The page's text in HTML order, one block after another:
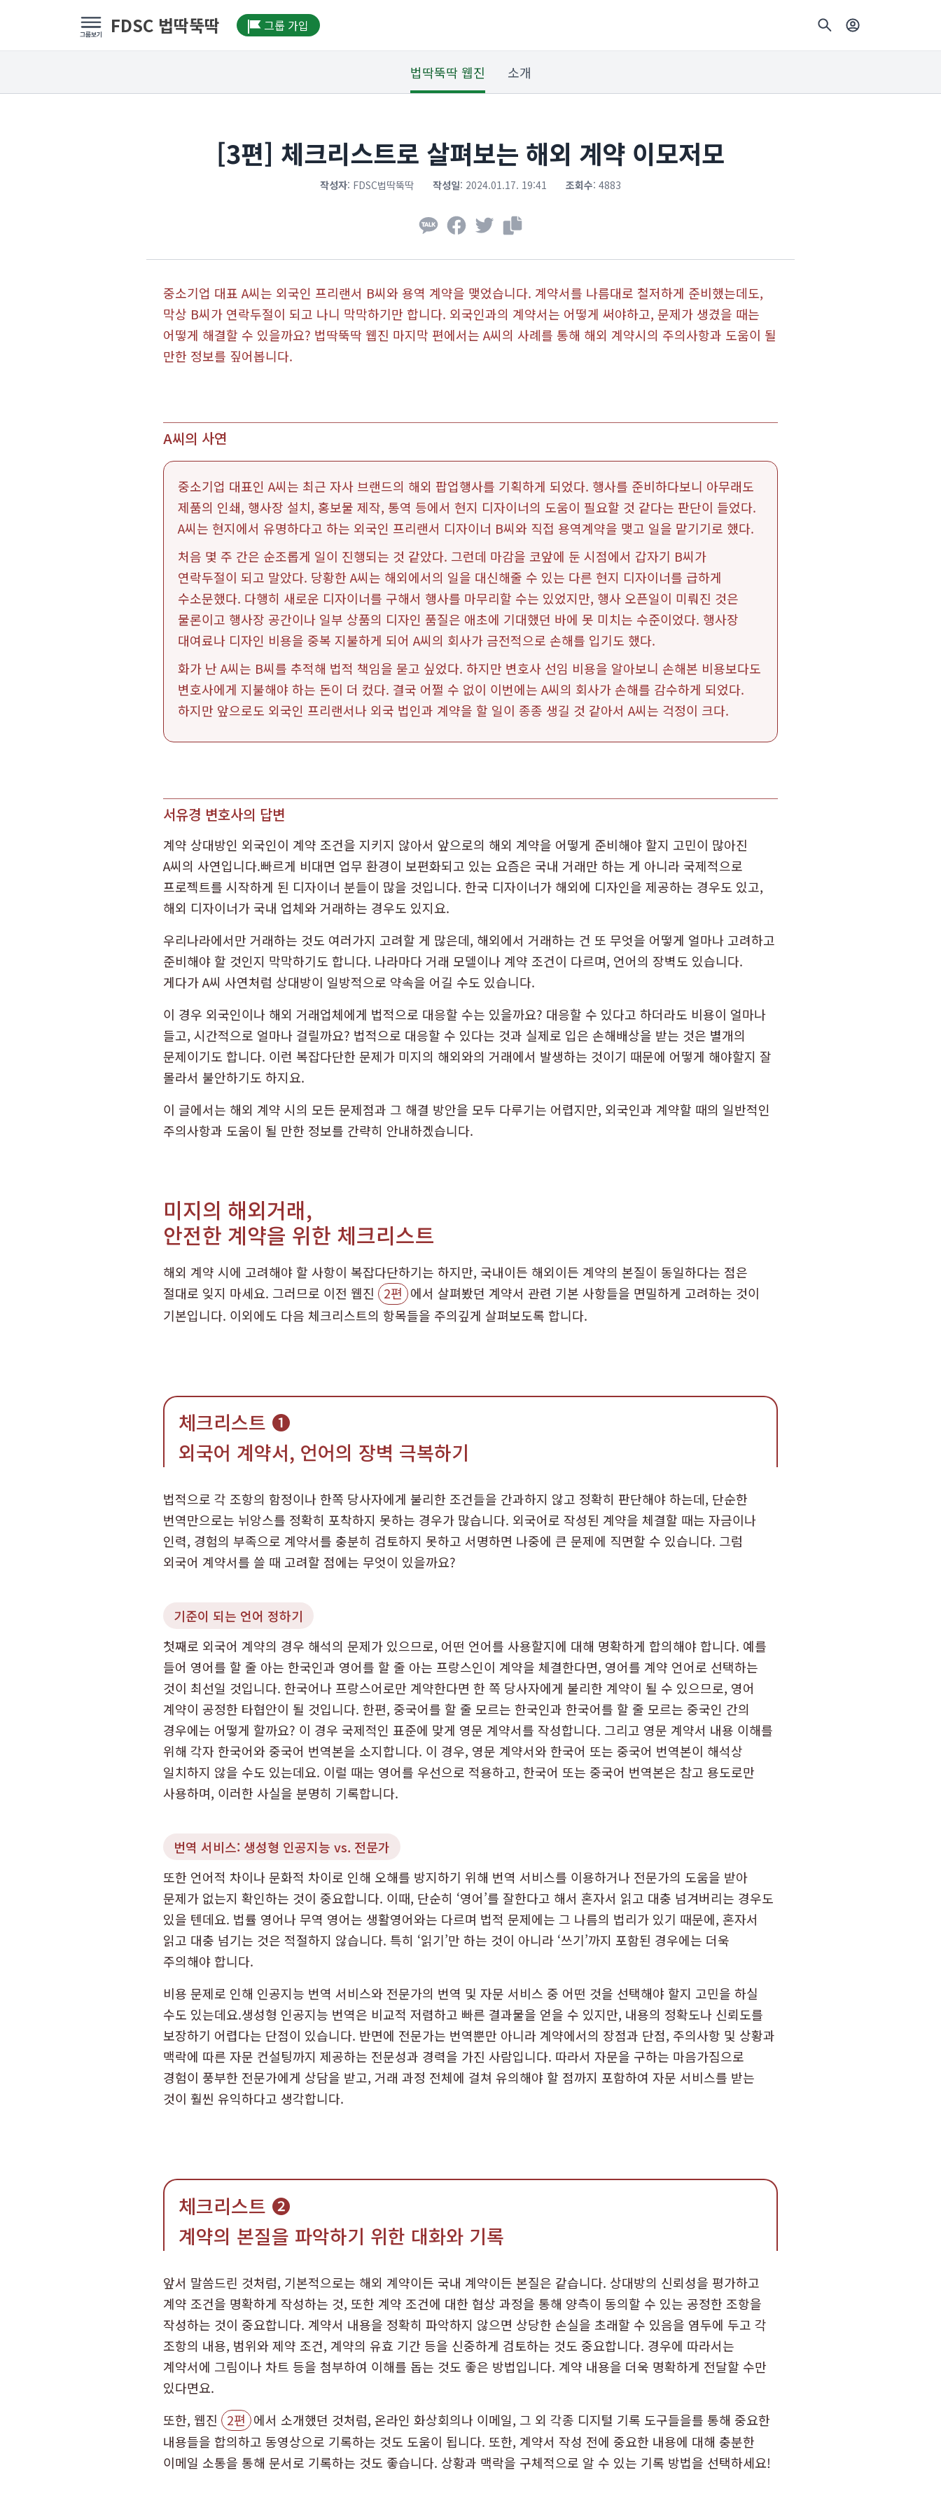
FDSC 법딱뚝딱 그룹 가입
법딱뚝딱 웹진 소개
[3편] 체크리스트로 살펴보는 해외 계약 이모저모
작성자: FDSC법딱뚝딱 작성일: 2024.01.17. 19:41 조회수: 4883
중소기업 대표 A씨는 외국인 프리랜서 B씨와 용역 계약을 맺었습니다. 계약서를 나름대로 철저하게 준비했는데도,
막상 B씨가 연락두절이 되고 나니 막막하기만 합니다. 외국인과의 계약서는 어떻게 써야하고, 문제가 생겼을 때는
어떻게 해결할 수 있을까요? 법딱뚝딱 웹진 마지막 편에서는 A씨의 사례를 통해 해외 계약시의 주의사항과 도움이 될
만한 정보를 짚어봅니다.
A씨의 사연
중소기업 대표인 A씨는 최근 자사 브랜드의 해외 팝업행사를 기획하게 되었다. 행사를 준비하다보니 아무래도
제품의 인쇄, 행사장 설치, 홍보물 제작, 통역 등에서 현지 디자이너의 도움이 필요할 것 같다는 판단이 들었다.
A씨는 현지에서 유명하다고 하는 외국인 프리랜서 디자이너 B씨와 직접 용역계약을 맺고 일을 맡기기로 했다.
처음 몇 주 간은 순조롭게 일이 진행되는 것 같았다. 그런데 마감을 코앞에 둔 시점에서 갑자기 B씨가
연락두절이 되고 말았다. 당황한 A씨는 해외에서의 일을 대신해줄 수 있는 다른 현지 디자이너를 급하게
수소문했다. 다행히 새로운 디자이너를 구해서 행사를 마무리할 수는 있었지만, 행사 오픈일이 미뤄진 것은
물론이고 행사장 공간이나 일부 상품의 디자인 품질은 애초에 기대했던 바에 못 미치는 수준이었다. 행사장
대여료나 디자인 비용을 중복 지불하게 되어 A씨의 회사가 금전적으로 손해를 입기도 했다.
화가 난 A씨는 B씨를 추적해 법적 책임을 묻고 싶었다. 하지만 변호사 선임 비용을 알아보니 손해본 비용보다도
변호사에게 지불해야 하는 돈이 더 컸다. 결국 어쩔 수 없이 이번에는 A씨의 회사가 손해를 감수하게 되었다.
하지만 앞으로도 외국인 프리랜서나 외국 법인과 계약을 할 일이 종종 생길 것 같아서 A씨는 걱정이 크다.
서유경 변호사의 답변
계약 상대방인 외국인이 계약 조건을 지키지 않아서 앞으로의 해외 계약을 어떻게 준비해야 할지 고민이 많아진
A씨의 사연입니다.빠르게 비대면 업무 환경이 보편화되고 있는 요즘은 국내 거래만 하는 게 아니라 국제적으로
프로젝트를 시작하게 된 디자이너 분들이 많을 것입니다. 한국 디자이너가 해외에 디자인을 제공하는 경우도 있고,
해외 디자이너가 국내 업체와 거래하는 경우도 있지요.
우리나라에서만 거래하는 것도 여러가지 고려할 게 많은데, 해외에서 거래하는 건 또 무엇을 어떻게 얼마나 고려하고
준비해야 할 것인지 막막하기도 합니다. 나라마다 거래 모델이나 계약 조건이 다르며, 언어의 장벽도 있습니다.
게다가 A씨 사연처럼 상대방이 일방적으로 약속을 어길 수도 있습니다.
이 경우 외국인이나 해외 거래업체에게 법적으로 대응할 수는 있을까요? 대응할 수 있다고 하더라도 비용이 얼마나
들고, 시간적으로 얼마나 걸릴까요? 법적으로 대응할 수 있다는 것과 실제로 입은 손해배상을 받는 것은 별개의
문제이기도 합니다. 이런 복잡다단한 문제가 미지의 해외와의 거래에서 발생하는 것이기 때문에 어떻게 해야할지 잘
몰라서 불안하기도 하지요.
이 글에서는 해외 계약 시의 모든 문제점과 그 해결 방안을 모두 다루기는 어렵지만, 외국인과 계약할 때의 일반적인
주의사항과 도움이 될 만한 정보를 간략히 안내하겠습니다.
미지의 해외거래,
안전한 계약을 위한 체크리스트
해외 계약 시에 고려해야 할 사항이 복잡다단하기는 하지만, 국내이든 해외이든 계약의 본질이 동일하다는 점은
절대로 잊지 마세요. 그러므로 이전 웹진
2편 에서 살펴봤던 계약서 관련 기본 사항들을 면밀하게 고려하는 것이
기본입니다. 이외에도 다음 체크리스트의 항목들을 주의깊게 살펴보도록 합니다.
체크리스트 ➊
외국어 계약서, 언어의 장벽 극복하기
법적으로 각 조항의 함정이나 한쪽 당사자에게 불리한 조건들을 간과하지 않고 정확히 판단해야 하는데, 단순한
번역만으로는 뉘앙스를 정확히 포착하지 못하는 경우가 많습니다. 외국어로 작성된 계약을 체결할 때는 자금이나
인력, 경험의 부족으로 계약서를 충분히 검토하지 못하고 서명하면 나중에 큰 문제에 직면할 수 있습니다. 그럼
외국어 계약서를 쓸 때 고려할 점에는 무엇이 있을까요?
기준이 되는 언어 정하기
첫째로 외국어 계약의 경우 해석의 문제가 있으므로, 어떤 언어를 사용할지에 대해 명확하게 합의해야 합니다. 예를
들어 영어를 할 줄 아는 한국인과 영어를 할 줄 아는 프랑스인이 계약을 체결한다면, 영어를 계약 언어로 선택하는
것이 최선일 것입니다. 한국어나 프랑스어로만 계약한다면 한 쪽 당사자에게 불리한 계약이 될 수 있으므로, 영어
계약이 공정한 타협안이 될 것입니다. 한편, 중국어를 할 줄 모르는 한국인과 한국어를 할 줄 모르는 중국인 간의
경우에는 어떻게 할까요? 이 경우 국제적인 표준에 맞게 영문 계약서를 작성합니다. 그리고 영문 계약서 내용 이해를
위해 각자 한국어와 중국어 번역본을 소지합니다. 이 경우, 영문 계약서와 한국어 또는 중국어 번역본이 해석상
일치하지 않을 수도 있는데요. 이럴 때는 영어를 우선으로 적용하고, 한국어 또는 중국어 번역본은 참고 용도로만
사용하며, 이러한 사실을 분명히 기록합니다.
번역 서비스: 생성형 인공지능 vs. 전문가
또한 언어적 차이나 문화적 차이로 인해 오해를 방지하기 위해 번역 서비스를 이용하거나 전문가의 도움을 받아
문제가 없는지 확인하는 것이 중요합니다. 이때, 단순히 ‘영어’를 잘한다고 해서 혼자서 읽고 대충 넘겨버리는 경우도
있을 텐데요. 법률 영어나 무역 영어는 생활영어와는 다르며 법적 문제에는 그 나름의 법리가 있기 때문에, 혼자서
읽고 대충 넘기는 것은 적절하지 않습니다. 특히 ‘읽기’만 하는 것이 아니라 ‘쓰기’까지 포함된 경우에는 더욱
주의해야 합니다.
비용 문제로 인해 인공지능 번역 서비스와 전문가의 번역 및 자문 서비스 중 어떤 것을 선택해야 할지 고민을 하실
수도 있는데요.생성형 인공지능 번역은 비교적 저렴하고 빠른 결과물을 얻을 수 있지만, 내용의 정확도나 신뢰도를
보장하기 어렵다는 단점이 있습니다. 반면에 전문가는 번역뿐만 아니라 계약에서의 장점과 단점, 주의사항 및 상황과
맥락에 따른 자문 컨설팅까지 제공하는 전문성과 경력을 가진 사람입니다. 따라서 자문을 구하는 마음가짐으로
경험이 풍부한 전문가에게 상담을 받고, 거래 과정 전체에 걸쳐 유의해야 할 점까지 포함하여 자문 서비스를 받는
것이 훨씬 유익하다고 생각합니다.
체크리스트 ➋
계약의 본질을 파악하기 위한 대화와 기록
앞서 말씀드린 것처럼, 기본적으로는 해외 계약이든 국내 계약이든 본질은 같습니다. 상대방의 신뢰성을 평가하고
계약 조건을 명확하게 작성하는 것, 또한 계약 조건에 대한 협상 과정을 통해 양측이 동의할 수 있는 공정한 조항을
작성하는 것이 중요합니다. 계약서 내용을 정확히 파악하지 않으면 상당한 손실을 초래할 수 있음을 염두에 두고 각
조항의 내용, 범위와 제약 조건, 계약의 유효 기간 등을 신중하게 검토하는 것도 중요합니다. 경우에 따라서는
계약서에 그림이나 차트 등을 첨부하여 이해를 돕는 것도 좋은 방법입니다. 계약 내용을 더욱 명확하게 전달할 수만
있다면요.
또한, 웹진
2편 에서 소개했던 것처럼, 온라인 화상회의나 이메일, 그 외 각종 디지털 기록 도구들을를 통해 중요한
내용들을 합의하고 동영상으로 기록하는 것도 도움이 됩니다. 또한, 계약서 작성 전에 중요한 내용에 대해 충분한
이메일 소통을 통해 문서로 기록하는 것도 좋습니다. 상황과 맥락을 구체적으로 알 수 있는 기록 방법을 선택하세요!